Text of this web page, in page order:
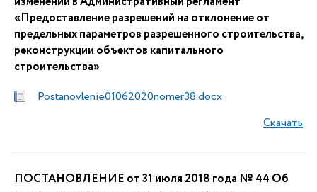
«Предоставление разрешений на отклонение от
предельных параметров разрешенного строительства,
реконструкции объектов капитального
строительства»
Postanovlenie01062020nomer38.docx
Скачать
ПОСТАНОВЛЕНИЕ от 31 июля 2018 года № 44 Об